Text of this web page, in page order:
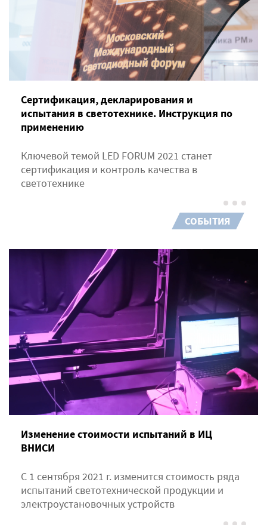
Сертификация, декларирования и
испытания в светотехнике. Инструкция по
применению
Ключевой темой LED FORUM 2021 станет
сертификация и контроль качества в
светотехнике
СОБЫТИЯ
Изменение стоимости испытаний в ИЦ
ВНИСИ
С 1 сентября 2021 г. изменится стоимость ряда
испытаний светотехнической продукции и
электроустановочных устройств